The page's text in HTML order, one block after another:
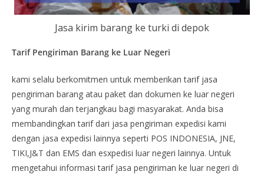
Jasa kirim barang ke turki di depok
Tarif Pengiriman Barang ke Luar Negeri
kami selalu berkomitmen untuk memberikan tarif jasa
pengiriman barang atau paket dan dokumen ke luar negeri
yang murah dan terjangkau bagi masyarakat. Anda bisa
membandingkan tarif dari jasa pengiriman expedisi kami
dengan jasa expedisi lainnya seperti POS INDONESIA, JNE,
TIKI,J&T dan EMS dan esxpedisi luar negeri lainnya. Untuk
mengetahui informasi tarif jasa pengiriman ke luar negeri di